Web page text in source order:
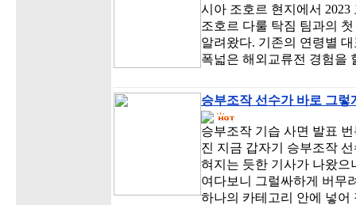
시아 조호르 현지에서
조호르 다룰 탁짐 팀과의
알려왔다. 기존의 연령별
폭넓은 해외교류전 경험을
승부조작 선수가 바로 그
승부조작 기습 사면 발표
진 지금 갑자기 승부조작
혀지는 듯한 기사가 나왔으
여다보니 그럴싸하게 버무
하나의 카테고리 안에 넣